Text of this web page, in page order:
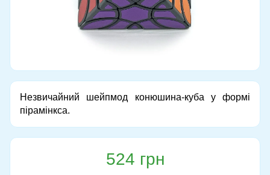
Незвичайний шейпмод конюшина-куба у формі
пірамінкса.
524 грн